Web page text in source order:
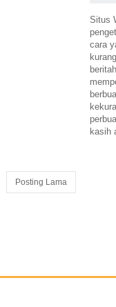
Posting Lama
Situs
cara
kasih